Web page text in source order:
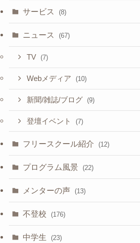
サービス (8)
ニュース (67)
TV (7)
Webメディア (10)
新聞/雑誌/ブログ (9)
登壇イベント (7)
フリースクール紹介 (12)
プログラム風景 (22)
メンターの声 (13)
不登校 (176)
中学生 (23)